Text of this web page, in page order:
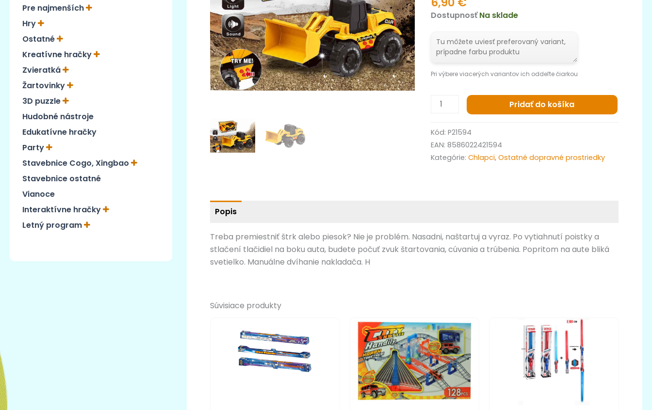
Pre najmenších
Hry
Ostatné
Kreatívne hračky
Zvieratká
Žartovinky
3D puzzle
Hudobné nástroje
Edukatívne hračky
Party
Stavebnice Cogo, Xingbao
Stavebnice ostatné
Vianoce
Interaktívne hračky
Letný program
Dostupnosť Na sklade
Pri výbere viacerých variantov ich oddeľte čiarkou
Pridať do košíka
Kód:P21594
EAN:8586022421594
Kategórie:Chlapci,Ostatné dopravné prostriedky
Popis
Treba premiestniť štrk alebo piesok? Nie je problém. Nasadni, naštartuj a vyraz. Po vytiahnutí poistky a
stlačení tlačidiel na boku auta, budete počuť zvuk štartovania, cúvania a trúbenia. Popritom na aute bliká
svetielko. Manuálne dvíhanie nakladača. H
Súvisiace produkty